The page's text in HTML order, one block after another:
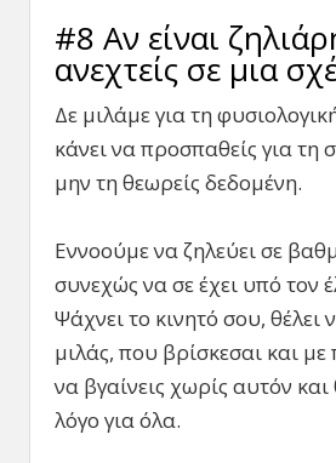
#8 Αν είναι
ανεχτείς σε μια
Δε μιλάμε για τη
κάνει να προσπαθείς για τη
μην τη θεωρείς δεδομένη.
Εννοούμε να ζηλεύει σε
συνεχώς να σε έχει υπό τον
Ψάχνει το κινητό σου, θέλει
μιλάς, που βρίσκεσαι και με
να βγαίνεις χωρίς αυτόν και
λόγο για όλα.